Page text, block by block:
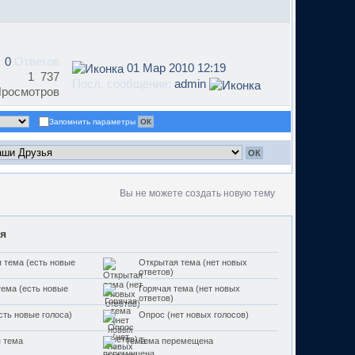
0 Ответов
1 737
01 Мар 2010 12:19
Посл. сообщение:admin
Запомнить параметры
Вы не можете создать новую тему
тема (есть новые
Открытая тема (нет новых
ответов)
(есть новые
Горячая тема (нет новых
ответов)
новые голоса)
Опрос (нет новых голосов)
тема Тема перемещена